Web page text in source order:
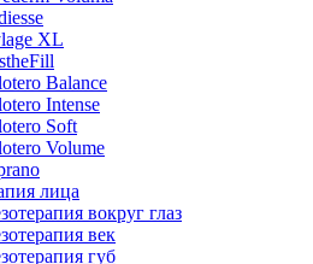
XL
Balance
Intense
Soft
Volume
лица
вокруг глаз
век
губ